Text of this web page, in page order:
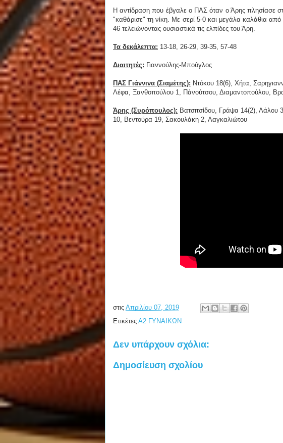
Η αντίδραση που έβγαλε ο ΠΑΣ όταν ο Άρης πλησίασε
"καθάρισε" τη νίκη. Με σερί 5-0 και μεγάλα καλάθια από
46 τελειώνοντας ουσιαστικά τις ελπίδες του Άρη.
Τα δεκάλεπτα: 13-18, 26-29, 39-35, 57-48
Διαιτητές: Γιαννούλης-Μπούγλος
ΠΑΣ Γιάννινα (Σιαμέτης): Ντόκου 18(6), Χήτα,
Λέφα, Ξανθοπούλου 1, Πάνούτσου, Διαμαντοπούλου,
Άρης (Συρόπουλος): Βατσιτσίδου, Γράψα 14(2),
10, Βεντούρα 19, Σακουλάκη 2, Λαγκαλιώτου
στις Απριλίου 07, 2019
Ετικέτες Α2 ΓΥΝΑΙΚΩΝ
Δεν υπάρχουν σχόλια:
Δημοσίευση σχολίου